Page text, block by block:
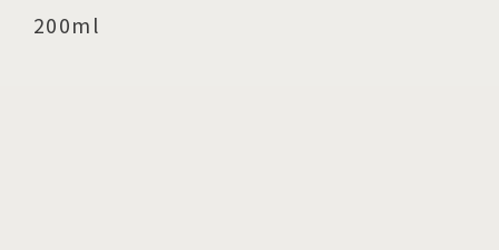
200ml